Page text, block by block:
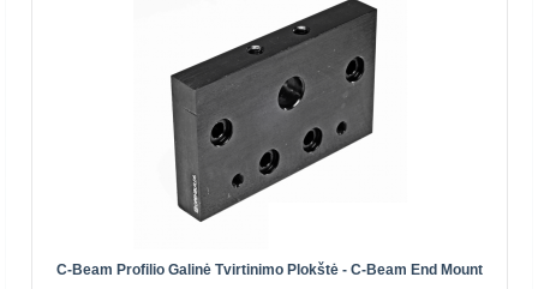
WorkBee CNC staklių kūrimo plokščių rinkinys
Plokštės naudojamos WorkBee CNC staklių kūrimui. Tai
padidina našumą ir dizainą. Plokštės taip pat buvo
pridėtos arba modifikuotos taip, kad visiškai uždengtų ..
C-Beam Profilio Galinė Tvirtinimo Plokštė - C-Beam End Mount